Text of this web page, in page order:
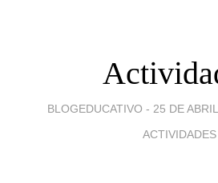
BLOGEDUCATIVO - 25 DE
ACTIVIDADES